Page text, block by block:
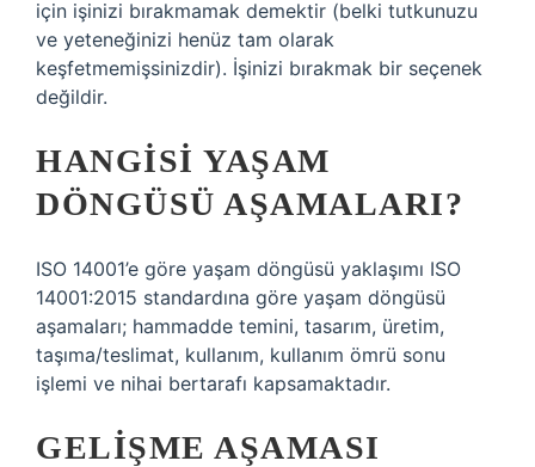
için işinizi bırakmamak demektir (belki tutkunuzu
ve yeteneğinizi henüz tam olarak
keşfetmemişsinizdir). İşinizi bırakmak bir seçenek
değildir.
HANGISI YAŞAM
DÖNGÜSÜ AŞAMALARI?
ISO 14001’e göre yaşam döngüsü yaklaşımı ISO
14001:2015 standardına göre yaşam döngüsü
aşamaları; hammadde temini, tasarım, üretim,
taşıma/teslimat, kullanım, kullanım ömrü sonu
işlemi ve nihai bertarafı kapsamaktadır.
GELIŞME AŞAMASI